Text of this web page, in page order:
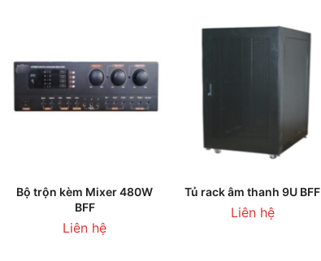
xếp
nhất
THÊM VÀO GIỎ HÀNG
Bộ trộn kèm Mixer 480W
BFF
Liên hệ
THÊM VÀO GIỎ HÀNG
Tủ rack âm thanh 9U BFF
Liên hệ